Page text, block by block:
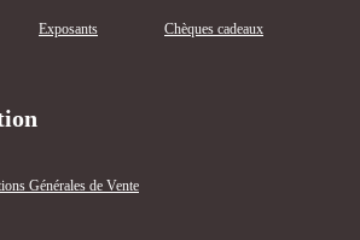
Exposants Chèques cadeaux
Générales de Vente